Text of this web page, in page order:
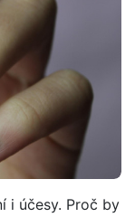
i účesy. Proč by